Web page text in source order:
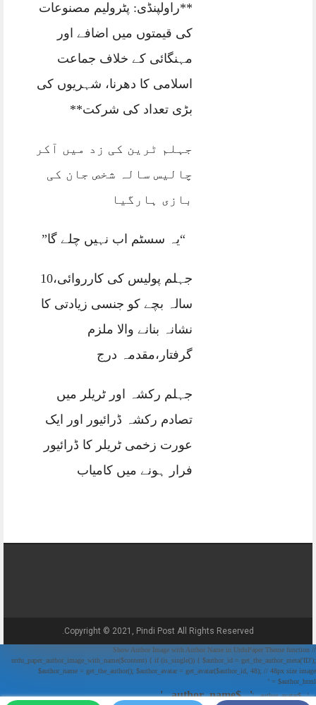
**راولپنڈی: پٹرولیم مصنوعات
کی قیمتوں میں اضافے اور
مہنگائی کے خلاف جماعت
اسلامی کا دھرنا، شہریوں کی
بڑی تعداد کی شرکت**
جہلم ٹرین کی زد میں آکر
چالیس سالہ شخص جان کی
بازی ہارگیا
“یہ سسٹم اب نہیں چلے گا”
جہلم پولیس کی کارروائی،10
سالہ بچے کو جنسی زیادتی کا
نشانہ بنانے والا ملزم
گرفتار،مقدمہ درج
جہلم رکشہ اور ٹریلر میں
تصادم رکشہ ڈرائیور اور ایک
عورت زخمی ٹریلر کا ڈرائیور
فرار ہونے میں کامیاب
Copyright © 2021, Pindi Post All Rights Reserved.
// Show Author Image with Author Name in UrduPaper Theme function
urdu_paper_author_image_with_name($content) { if (is_single()) { $author_id = get_the_author_meta('ID');
$author_name = get_the_author(); $author_avatar = get_avatar($author_id, 48); // 48px size image
$author_html = '
' . $author_avatar . '
' . $author_name . '